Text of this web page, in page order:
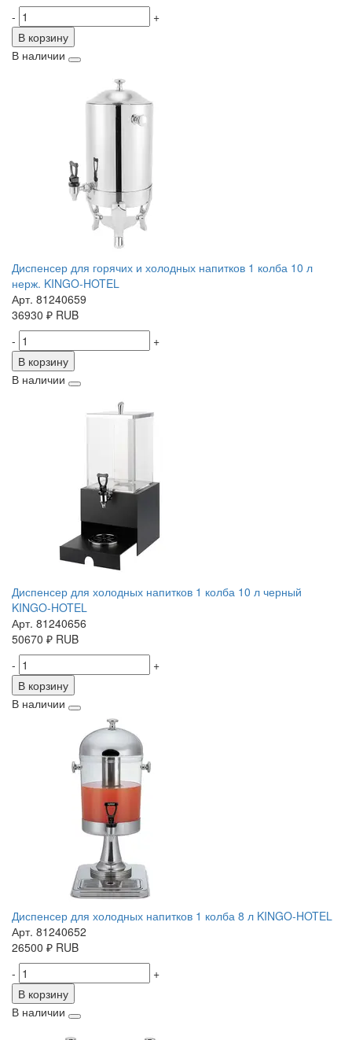
-
+
В корзину
В наличии
Диспенсер для горячих и холодных напитков 1 колба 10 л
нерж. KINGO-HOTEL
Арт. 81240659
36930 ₽ RUB
-
+
В корзину
В наличии
Диспенсер для холодных напитков 1 колба 10 л черный
KINGO-HOTEL
Арт. 81240656
50670 ₽ RUB
-
+
В корзину
В наличии
Диспенсер для холодных напитков 1 колба 8 л KINGO-HOTEL
Арт. 81240652
26500 ₽ RUB
-
+
В корзину
В наличии